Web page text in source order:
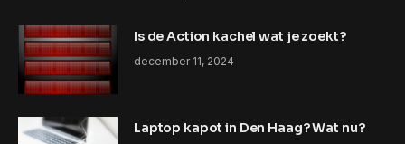
Is de Action kachel wat je zoekt?
december 11, 2024
Laptop kapot in Den Haag? Wat nu?